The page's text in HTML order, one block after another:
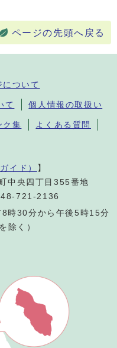
ページの先頭へ戻る
ついて
て 個人情報の取扱い
ク集 よくある質問
イド） 】
中央四丁目355番地
721-2136
時30分から午後5時15分
除く）